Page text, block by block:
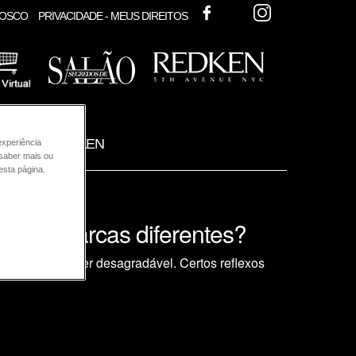
PRIVACIDADE - MEUS DIREITOS
FACEBOOK
TWITTER
REDKEN
de marcas diferentes?
poderá ser desagradável. Certos reflexos
mais ou
página.